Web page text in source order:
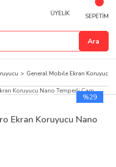
Ara
ÜYELİK SEPETİM
General Mobile Ekran Koruyucu
%29
Ekran Koruyucu Nano